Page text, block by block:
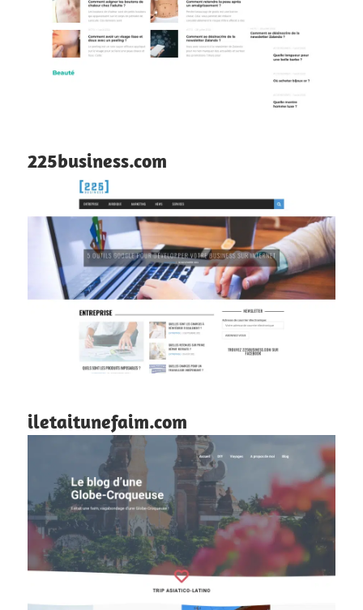
225business.com
iletaitunefaim.com